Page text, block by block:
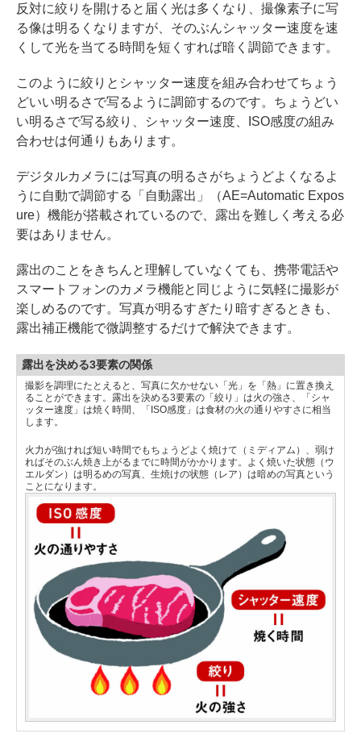
反対に絞りを開けると届く光は多くなり、撮像素子に写
る像は明るくなりますが、そのぶんシャッター速度を速
くして光を当てる時間を短くすれば暗く調節できます。
このように絞りとシャッター速度を組み合わせてちょう
どいい明るさで写るように調節するのです。ちょうどい
い明るさで写る絞り、シャッター速度、ISO感度の組み
合わせは何通りもあります。
デジタルカメラには写真の明るさがちょうどよくなるよ
うに自動で調節する「自動露出」（AE=Automatic Expos
ure）機能が搭載されているので、露出を難しく考える必
要はありません。
露出のことをきちんと理解していなくても、携帯電話や
スマートフォンのカメラ機能と同じように気軽に撮影が
楽しめるのです。写真が明るすぎたり暗すぎるときも、
露出補正機能で微調整するだけで解決できます。
露出を決める3要素の関係
撮影を調理にたとえると、写真に欠かせない「光」を「熱」に置き換え
ることができます。露出を決める3要素の「絞り」は火の強さ、「シャ
ッター速度」は焼く時間、「ISO感度」は食材の火の通りやすさに相当
します。
火力が強ければ短い時間でもちょうどよく焼けて（ミディアム）、弱け
ればそのぶん焼き上がるまでに時間がかかります。よく焼いた状態（ウ
エルダン）は明るめの写真、生焼けの状態（レア）は暗めの写真という
ことになります。